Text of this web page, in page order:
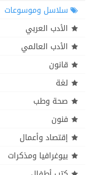
سلاسل وموسوعات
الأدب العربي
الأدب العالمي
قانون
لغة
صحة وطب
فنون
إقتصاد وأعمال
بيوغرافيا ومذكرات